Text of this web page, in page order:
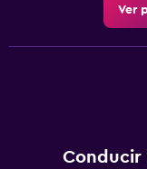
Ver
Conducir